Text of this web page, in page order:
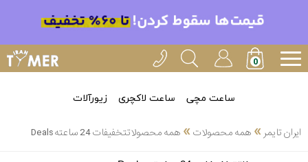
ساعت مچی ساعت لاکچری زیورآلات
ایران تایمر » همه محصولات» همه محصولاتتخفیفات 24 ساعته Deals
انتخاب